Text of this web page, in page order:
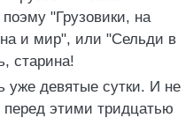
"Грузовики, на
и мир", или "Сельди в
старина!
девятые сутки. И не
этими тридцатью